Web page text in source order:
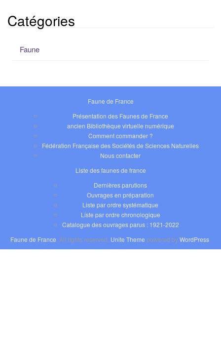
Catégories
Faune
Faune de France
Présentation des Faunes de France
ancien Bibliothèque virtuelle numérique
Comment commander ?
Fédération Française des Sociétés de Sciences Naturelles
Nous contacter
Liste des faunes de france
Dernières parutions
Ouvrages en préparation
Liste par ordre systématique
Liste par ordre chronologique
Catalogue des ouvrages parus : 1921-2022
Faune de France . All rights reserved. Unite Theme powered byWordPress